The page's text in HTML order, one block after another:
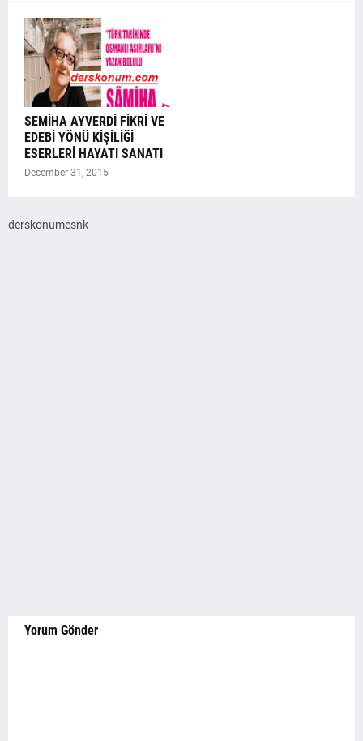
SEMİHA AYVERDİ FİKRİ VE
EDEBİ YÖNÜ KİŞİLİĞİ
ESERLERİ HAYATI SANATI
December 31, 2015
derskonumesnk
Yorum Gönder